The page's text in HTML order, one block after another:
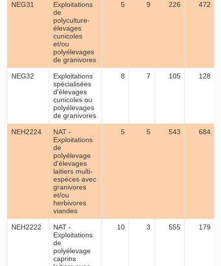
NEG31
Exploitations
de
polyculture-
élevages
cunicoles
et/ou
polyélevages
de granivores
5 9 226 472
NEG32
Exploitations
spécialisées
d'élevages
cunicoles ou
polyélevages
de granivores
8 7 105 128
NEH2224
NAT -
Exploitations
de
polyélevage
d'élevages
laitiers multi-
espèces avec
granivores
et/ou
herbivores
viandes
5 5 543 684
NEH2222
NAT -
Exploitations
de
polyélevage
caprins
10 3 555 179